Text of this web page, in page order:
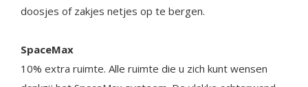
doosjes of zakjes netjes op te bergen.
SpaceMax
10% extra ruimte. Alle ruimte die u zich kunt wensen